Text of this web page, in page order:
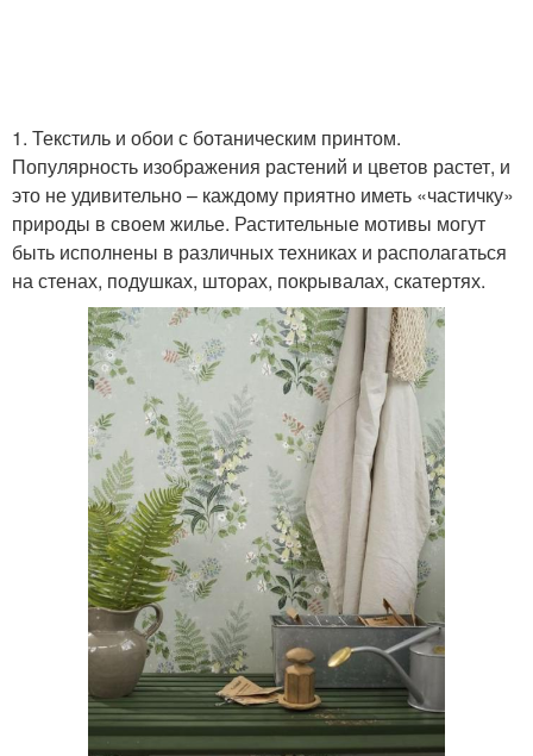
1. Текстиль и обои с ботаническим принтом.
Популярность изображения растений и цветов растет, и
это не удивительно – каждому приятно иметь «частичку»
природы в своем жилье. Растительные мотивы могут
быть исполнены в различных техниках и располагаться
на стенах, подушках, шторах, покрывалах, скатертях.